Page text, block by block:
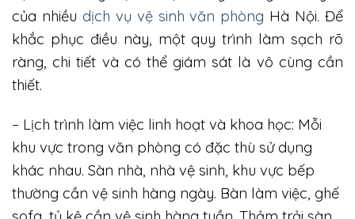
của nhiều dịch vụ vệ sinh văn phòng Hà Nội. Để
khắc phục điều này, một quy trình làm sạch rõ
ràng, chi tiết và có thể giám sát là vô cùng cần
thiết.
– Lịch trình làm việc linh hoạt và khoa học: Mỗi
khu vực trong văn phòng có đặc thù sử dụng
khác nhau. Sàn nhà, nhà vệ sinh, khu vực bếp
thường cần vệ sinh hàng ngày. Bàn làm việc, ghế